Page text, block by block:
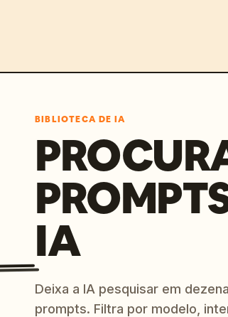
BIBLIOTECA DE IA
IA
Deixa a IA pesquisar em
prompts. Filtra por modelo,